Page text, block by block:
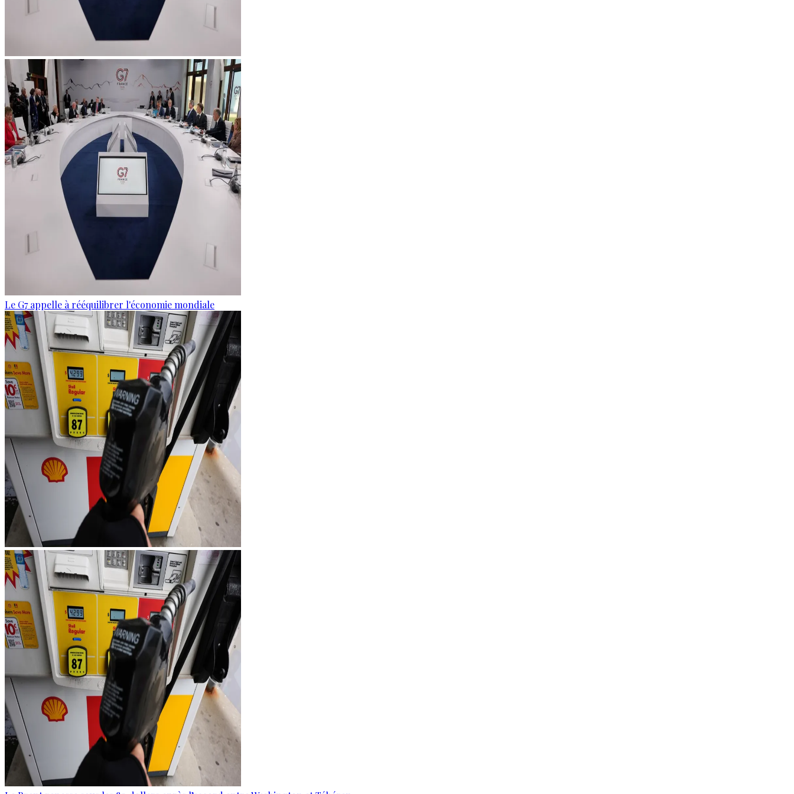
Le G7 appelle à rééquilibrer l'économie mondiale